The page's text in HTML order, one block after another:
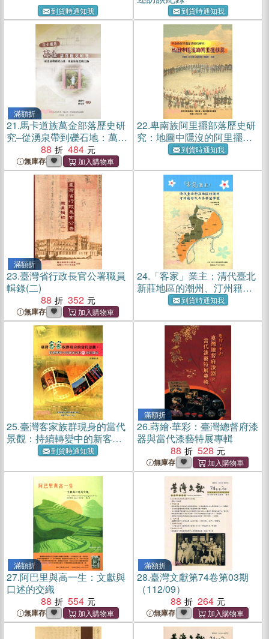
到貨時通知我 到貨時通知我
滿額折
21.馬卡道族萬金部落歷史研
究–從湧泉帶到礫石地：萬金
庄的流轉之路
88 484
無庫存
22.卑南族阿里擺部落歷史研
究：地圖中隱沒的阿里擺部
到貨時通知我
滿額折
23.臺灣省行政長官公署職員
輯錄(二)
88
352
無庫存
24. 「客家」業主：清代臺北
新莊地區的潮州、汀州籍移
民及其移墾事業到貨時通知我
25.臺灣客家族群現身的當代
景觀：持續轉變中的新客家
性與族群關係到貨時通知我
滿額折
26.蒔繪‧華彩：臺灣總督府漆
器與當代漆藝特展專輯
88
528
無庫存
滿額折
27.阿巴里與高一生：文獻與
口述的交織
88
554
無庫存
滿額折
28.臺灣文獻第74卷第03期
（112/09）
88
264
無庫存